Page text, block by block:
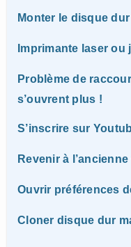
Monter le disque
Imprimante laser
Problème de
s’ouvrent plus !
S’inscrire sur
Revenir à
Ouvrir préférences
Cloner disque dur